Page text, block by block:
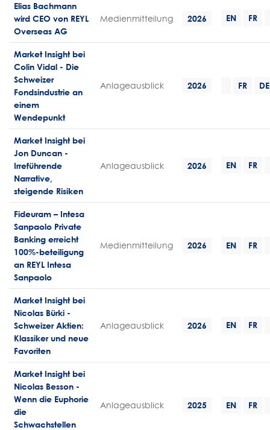
Elias Bachmann
wird CEO von REYL
Overseas AG
Medienmitteilung 2026 EN FR
Market Insight bei
Colin Vidal - Die
Schweizer
Fondsindustrie an
einem
Wendepunkt
Anlageausblick 2026 FR DE
Market Insight bei
Jon Duncan -
Irreführende
Narrative,
steigende Risiken
Anlageausblick 2026 EN FR
Fideuram – Intesa
Sanpaolo Private
Banking erreicht
100%-beteiligung
an REYL Intesa
Sanpaolo
Medienmitteilung 2026 EN FR
Market Insight bei
Nicolas Bürki -
Schweizer Aktien:
Klassiker und neue
Favoriten
Anlageausblick 2026 EN FR
Market Insight bei
Nicolas Besson -
Wenn die Euphorie
die
Schwachstellen
Anlageausblick 2025 EN FR